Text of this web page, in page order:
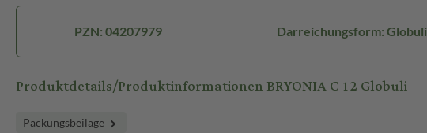
PZN: 04207979 Darreichungsform: Globuli
Produktdetails/Produktinformationen BRYONIA C 12 Globuli
Packungsbeilage